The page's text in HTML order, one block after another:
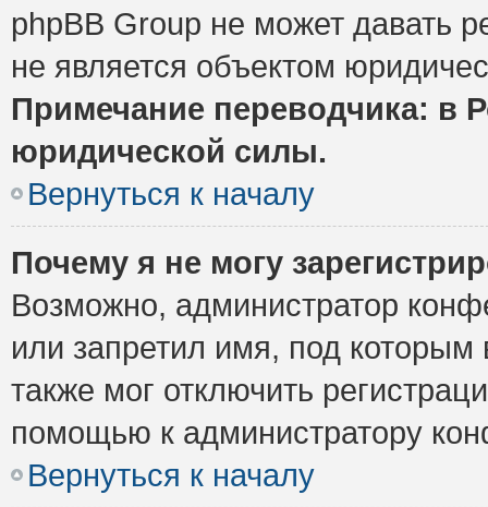
phpBB Group не может давать
не является объектом
Примечание переводчика: в
юридической силы.
Вернуться к началу
Почему я не могу
Возможно, администратор
или запретил имя, под которым
также мог отключить
помощью к администратору
Вернуться к началу